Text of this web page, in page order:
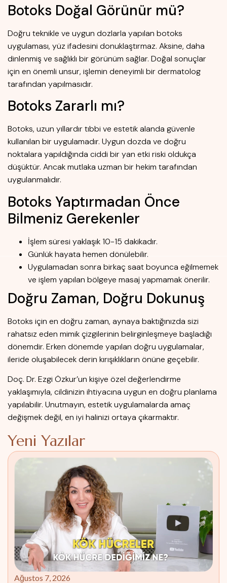
Botoks Doğal Görünür mü?
Doğru teknikle ve uygun dozlarla yapılan botoks
uygulaması, yüz ifadesini donuklaştırmaz. Aksine, daha
dinlenmiş ve sağlıklı bir görünüm sağlar. Doğal sonuçlar
için en önemli unsur, işlemin deneyimli bir dermatolog
tarafından yapılmasıdır.
Botoks Zararlı mı?
Botoks, uzun yıllardır tıbbi ve estetik alanda güvenle
kullanılan bir uygulamadır. Uygun dozda ve doğru
noktalara yapıldığında ciddi bir yan etki riski oldukça
düşüktür. Ancak mutlaka uzman bir hekim tarafından
uygulanmalıdır.
Botoks Yaptırmadan Önce
Bilmeniz Gerekenler
İşlem süresi yaklaşık 10-15 dakikadır.
Günlük hayata hemen dönülebilir.
Uygulamadan sonra birkaç saat boyunca eğilmemek
ve işlem yapılan bölgeye masaj yapmamak önerilir.
Doğru Zaman, Doğru Dokunuş
Botoks için en doğru zaman, aynaya baktığınızda sizi
rahatsız eden mimik çizgilerinin belirginleşmeye başladığı
dönemdir. Erken dönemde yapılan doğru uygulamalar,
ileride oluşabilecek derin kırışıklıkların önüne geçebilir.
Doç. Dr. Ezgi Özkur’un kişiye özel değerlendirme
yaklaşımıyla, cildinizin ihtiyacına uygun en doğru planlama
yapılabilir. Unutmayın, estetik uygulamalarda amaç
değişmek değil, en iyi halinizi ortaya çıkarmaktır.
Yeni Yazılar
Ağustos 7, 2026